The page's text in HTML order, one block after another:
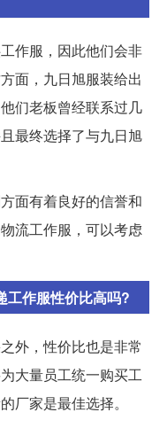
作服，因此他们会非
面，九日旭服装给出
们老板曾经联系过几
最终选择了与九日旭
面有着良好的信誉和
流工作服，可以考虑
工作服性价比高吗?
外，性价比也是非常
大量员工统一购买工
厂家是最佳选择。